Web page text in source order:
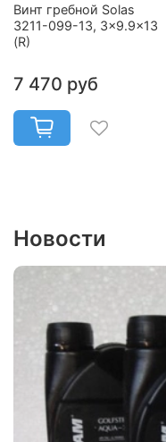
Винт гребной Solas
3211-099-13, 3x9.9x13
(R)
7 470 руб
Новости